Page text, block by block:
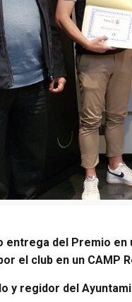
entrega del Premio
el club en un CAMP
y regidor del